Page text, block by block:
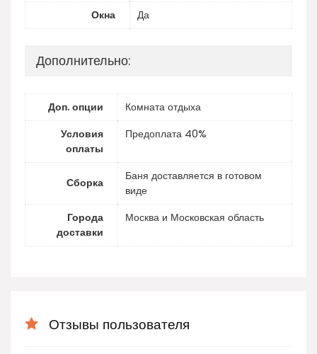
Окна Да
Дополнительно:
Доп. опции
Комната отдыха
Условия
оплаты
Предоплата 40%
Сборка
Баня доставляется в готовом
виде
Города
доставки
Москва и Московская область
Отзывы пользователя